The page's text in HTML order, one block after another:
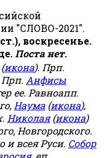
"СЛОВО-2021".
воскресенье.
Поста нет.
(икона). Прп.
Прп. Анфисы
ее. Равноапп.
Наума (икона),
Николая(икона)
Новгородского.
и всея Руси. Собор